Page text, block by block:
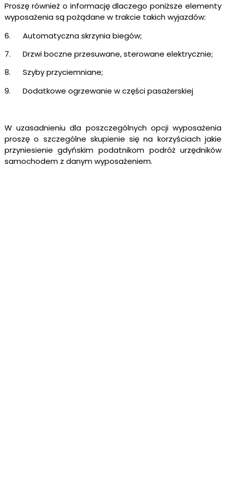
Proszę również o informację dlaczego poniższe elementy
wyposażenia są pożądane w trakcie takich wyjazdów:
6. Automatyczna skrzynia biegów;
7. Drzwi boczne przesuwane, sterowane elektrycznie;
8. Szyby przyciemniane;
9. Dodatkowe ogrzewanie w części pasażerskiej
W uzasadnieniu dla poszczególnych opcji wyposażenia
proszę o szczególne skupienie się na korzyściach jakie
przyniesienie gdyńskim podatnikom podróż urzędników
samochodem z danym wyposażeniem.